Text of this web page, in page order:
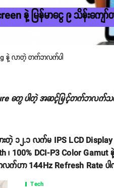
နဲ့ မြန်မာငွေ ၉ သိန်း
နဲ့ လာတဲ့ တက်ဘလက်ပါ
တွေ ပါတဲ့ အဆင့်မြင့်တက်ဘလ
းမားတဲ့ ၁၂.၁ လက်မ IPS LCD
၊ 100% DCI-P3 Color
ဟာ 144Hz Refresh Rate
Tech